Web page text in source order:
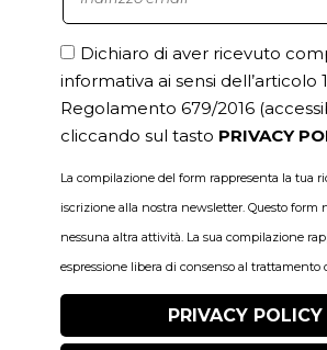
Dichiaro di aver ricevuto
informativa ai sensi dell’articolo
Regolamento 679/2016
cliccando sul tasto PRIVACY
La compilazione del form rappresenta la tua
iscrizione alla nostra newsletter. Questo form
nessuna altra attività. La sua compilazione
espressione libera di consenso al trattamento
PRIVACY POLICY